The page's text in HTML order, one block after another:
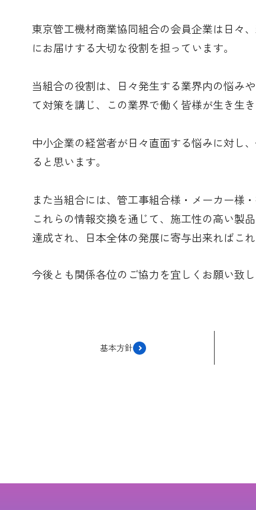
東京管工機材商業協同組合の会員企業は日々
にお届けする大切な役割を担っています。
当組合の役割は、日々発生する業界内の悩み
て対策を講じ、この業界で働く皆様が生き生
中小企業の経営者が日々直面する悩みに対し
ると思います。
また当組合には、管工事組合様・メーカー様
これらの情報交換を通じて、施工性の高い製
達成され、日本全体の発展に寄与出来ればこ
今後とも関係各位のご協力を宜しくお願い致し
基本方針